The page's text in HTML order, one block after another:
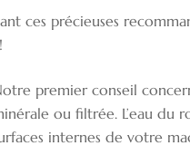
ces précieuses
premier conseil
ou filtrée. L’eau du
internes de votre